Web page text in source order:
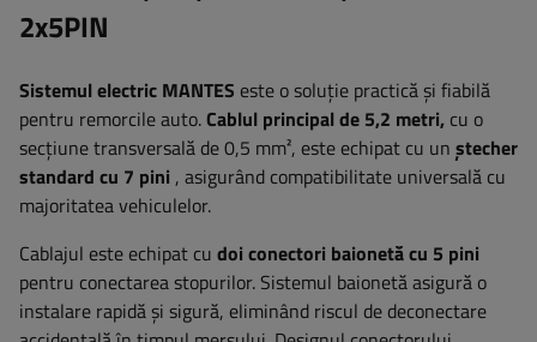
2x5PIN
Sistemul electric MANTES este o soluție practică și fiabilă
pentru remorcile auto.Cablul principal de 5,2 metri, cu o
secțiune transversală de 0,5 mm², este echipat cu un ștecher
standard cu 7 pini , asigurând compatibilitate universală cu
majoritatea vehiculelor.
Cablajul este echipat cu doi conectori baionetă cu 5 pini
pentru conectarea stopurilor. Sistemul baionetă asigură o
instalare rapidă și sigură, eliminând riscul de deconectare